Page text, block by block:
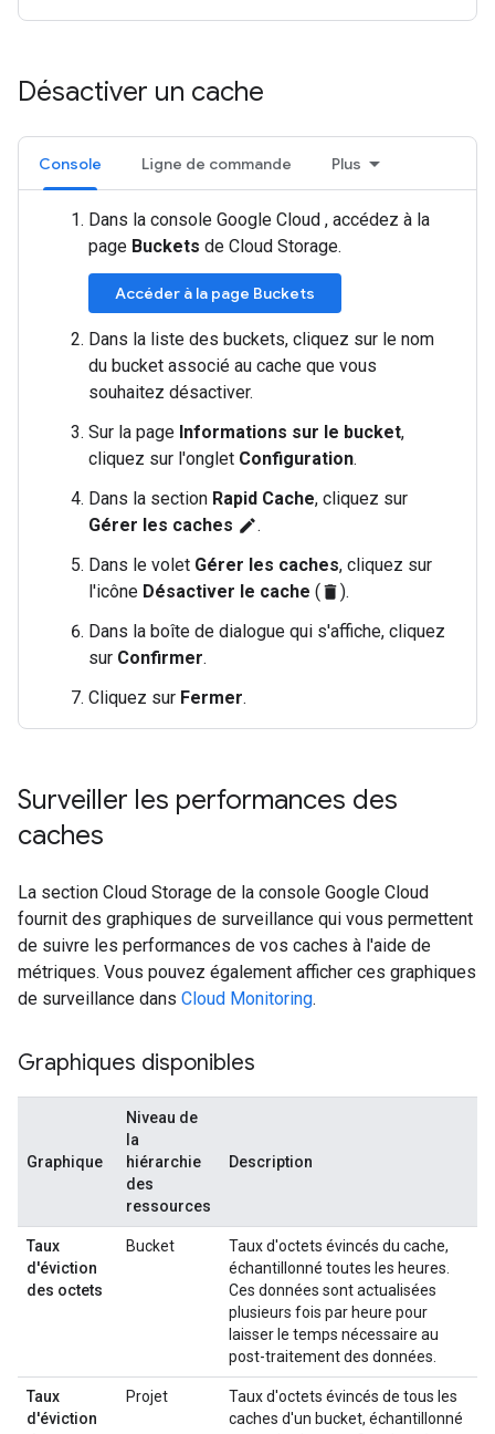
Désactiver un cache
Console Ligne de commande Plus
Dans la console Google Cloud , accédez à la
page Buckets de Cloud Storage.
Accéder à la page Buckets
Dans la liste des buckets, cliquez sur le nom
du bucket associé au cache que vous
souhaitez désactiver.
Sur la page Informations sur le bucket,
cliquez sur l'onglet Configuration.
Dans la section Rapid Cache, cliquez sur
Gérer les caches edit.
Dans le volet Gérer les caches, cliquez sur
l'icône Désactiver le cache (delete).
Dans la boîte de dialogue qui s'affiche, cliquez
sur Confirmer.
Cliquez sur Fermer.
Surveiller les performances des
caches
La section Cloud Storage de la console Google Cloud
fournit des graphiques de surveillance qui vous permettent
de suivre les performances de vos caches à l'aide de
métriques. Vous pouvez également afficher ces graphiques
de surveillance dans Cloud Monitoring.
Graphiques disponibles
Graphique
Niveau de
la
hiérarchie
des
ressources
Description
Taux
d'éviction
des octets
Bucket
Taux d'octets évincés du cache,
échantillonné toutes les heures.
Ces données sont actualisées
plusieurs fois par heure pour
laisser le temps nécessaire au
post-traitement des données.
Taux
d'éviction
Projet
Taux d'octets évincés de tous les
caches d'un bucket, échantillonné